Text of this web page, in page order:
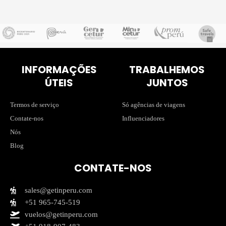
INFORMAÇÕES
ÚTEIS
Termos de serviço
Contate-nos
Nós
Blog
TRABALHEMOS
JUNTOS
Só agências de viagens
Influenciadores
CONTATE-NOS
sales@getinperu.com
+51 965-745-519
vuelos@getinperu.com